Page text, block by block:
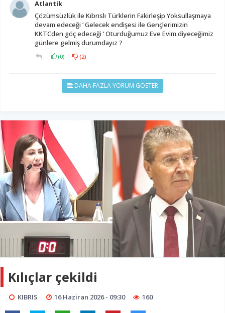
Atlantik
Çözümsüzlük ile Kıbrıslı Türklerin Fakirleşip Yoksullaşmaya
devam edeceği ‘ Gelecek endişesi ile Gençlerimizin
KKTCden göç edeceği ‘ Oturduğumuz Eve Evim diyeceğimiz
günlere gelmiş durumdayız ?
(0) (2)
DAHA FAZLA YORUM GÖSTER
Kılıçlar çekildi
KIBRIS 16 Haziran 2026 - 09:30 160